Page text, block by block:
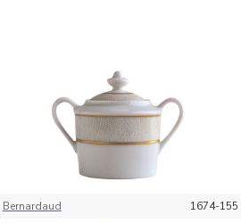
Bernardaud 1674-155